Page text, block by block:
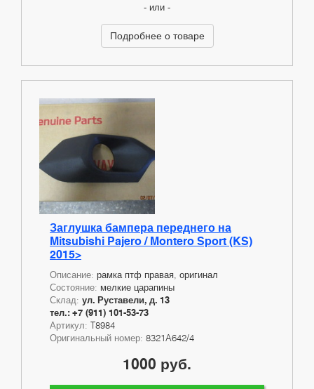
- или -
Подробнее о товаре
Заглушка бампера переднего на
Mitsubishi Pajero / Montero Sport (KS)
2015>
Описание: рамка птф правая, оригинал
Состояние: мелкие царапины
Склад: ул. Руставели, д. 13
тел.: +7 (911) 101-53-73
Артикул: T8984
Оригинальный номер: 8321A642/4
1000 руб.